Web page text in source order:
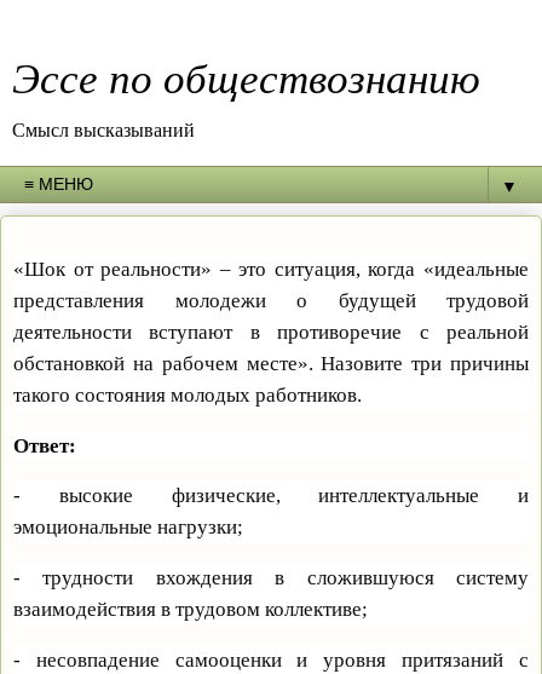
Эссе по обществознанию
Смысл высказываний
▼
«Шок от реальности» – это ситуация, когда «идеальные
представления молодежи о будущей трудовой
деятельности вступают в противоречие с реальной
обстановкой на рабочем месте». Назовите три причины
такого состояния молодых работников.
Ответ:
- высокие физические, интеллектуальные и
эмоциональные нагрузки;
- трудности вхождения в сложившуюся систему
взаимодействия в трудовом коллективе;
- несовпадение самооценки и уровня притязаний с